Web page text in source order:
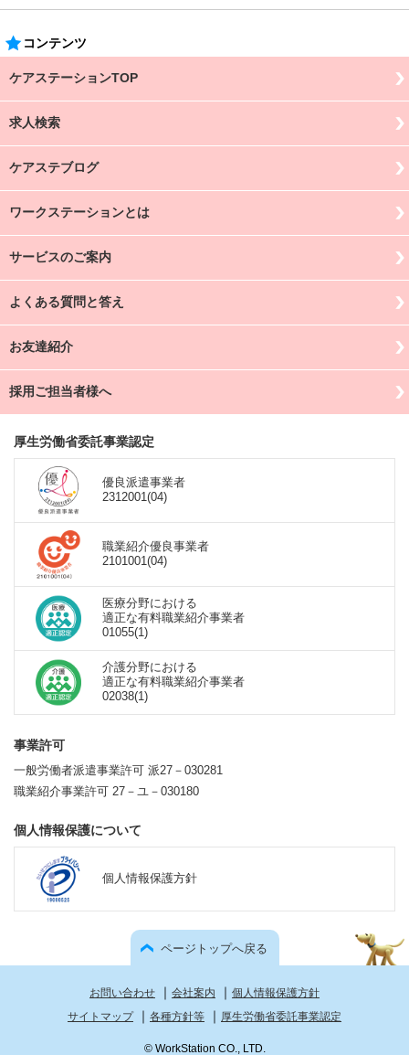
コンテンツ
ケアステーションTOP
求人検索
ケアステブログ
ワークステーションとは
サービスのご案内
よくある質問と答え
お友達紹介
採用ご担当者様へ
厚生労働省委託事業認定
優良派遣事業者
2312001(04)
職業紹介優良事業者
2101001(04)
医療分野における
適正な有料職業紹介事業者
01055(1)
介護分野における
適正な有料職業紹介事業者
02038(1)
事業許可
一般労働者派遣事業許可 派27－030281
職業紹介事業許可 27－ユ－030180
個人情報保護について
個人情報保護方針
ページトップへ戻る
お問い合わせ ｜ 会社案内 ｜ 個人情報保護方針
サイトマップ
｜ 各種方針等 ｜ 厚生労働省委託事業認定
© WorkStation CO., LTD.